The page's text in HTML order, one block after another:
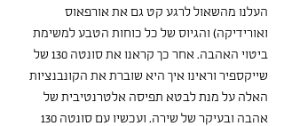
העלנו מהשאול לרגע קט גם את אורפאוס
ואורידיקה) והגיוס של כל כוחות הטבע למשימת
ביטוי האהבה. אחר כך קראנו את סונטה 130 של
שייקספיר וראינו איך היא שוברת את הקונבנציות
האלה על מנת לבטא תפיסה אלטרנטיבית של